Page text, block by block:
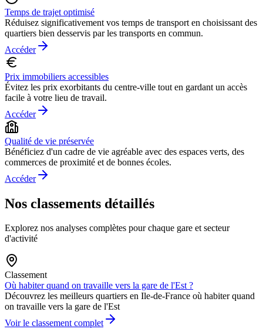
Temps de trajet optimisé
Réduisez significativement vos temps de transport en choisissant des
quartiers bien desservis par les transports en commun.
Accéder
Prix immobiliers accessibles
Évitez les prix exorbitants du centre-ville tout en gardant un accès
facile à votre lieu de travail.
Accéder
Qualité de vie préservée
Bénéficiez d'un cadre de vie agréable avec des espaces verts, des
commerces de proximité et de bonnes écoles.
Accéder
Nos classements détaillés
Explorez nos analyses complètes pour chaque gare et secteur
d'activité
Classement
Où habiter quand on travaille vers la gare de l'Est ?
Découvrez les meilleurs quartiers en Ile-de-France où habiter quand
on travaille vers la gare de l'Est
Voir le classement complet